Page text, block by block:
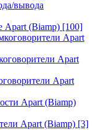
вывода
Apart (Biamp) [100]
Apart
Apart
Apart
Apart (Biamp)
Apart (Biamp) [3]